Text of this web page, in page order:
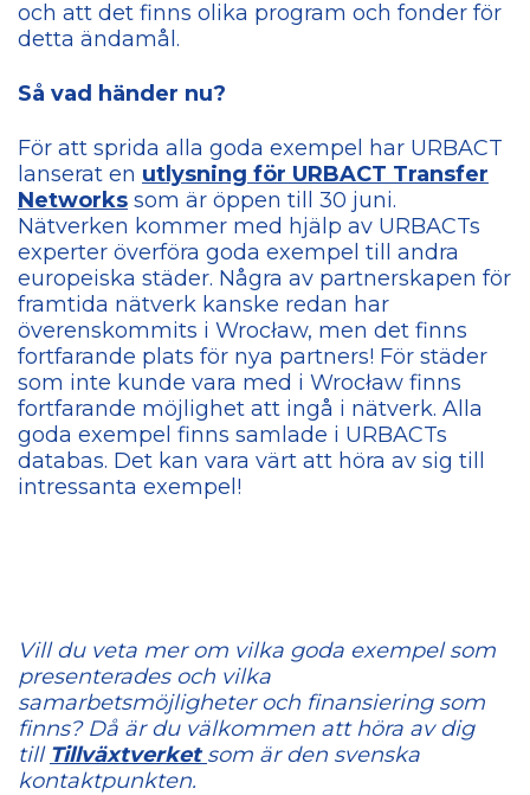
och att det finns olika program och fonder för
detta ändamål.
Så vad händer nu?
För att sprida alla goda exempel har URBACT
lanserat en utlysning för URBACT Transfer
Networks som är öppen till 30 juni.
Nätverken kommer med hjälp av URBACTs
experter överföra goda exempel till andra
europeiska städer. Några av partnerskapen för
framtida nätverk kanske redan har
överenskommits i Wrocław, men det finns
fortfarande plats för nya partners! För städer
som inte kunde vara med i Wrocław finns
fortfarande möjlighet att ingå i nätverk. Alla
goda exempel finns samlade i URBACTs
databas. Det kan vara värt att höra av sig till
intressanta exempel!
Vill du veta mer om vilka goda exempel som
presenterades och vilka
samarbetsmöjligheter och finansiering som
finns? Då är du välkommen att höra av dig
till Tillväxtverketsom är den svenska
kontaktpunkten.